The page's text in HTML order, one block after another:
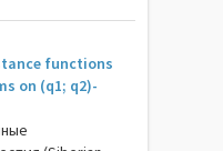
functions
on (q1; q2)-